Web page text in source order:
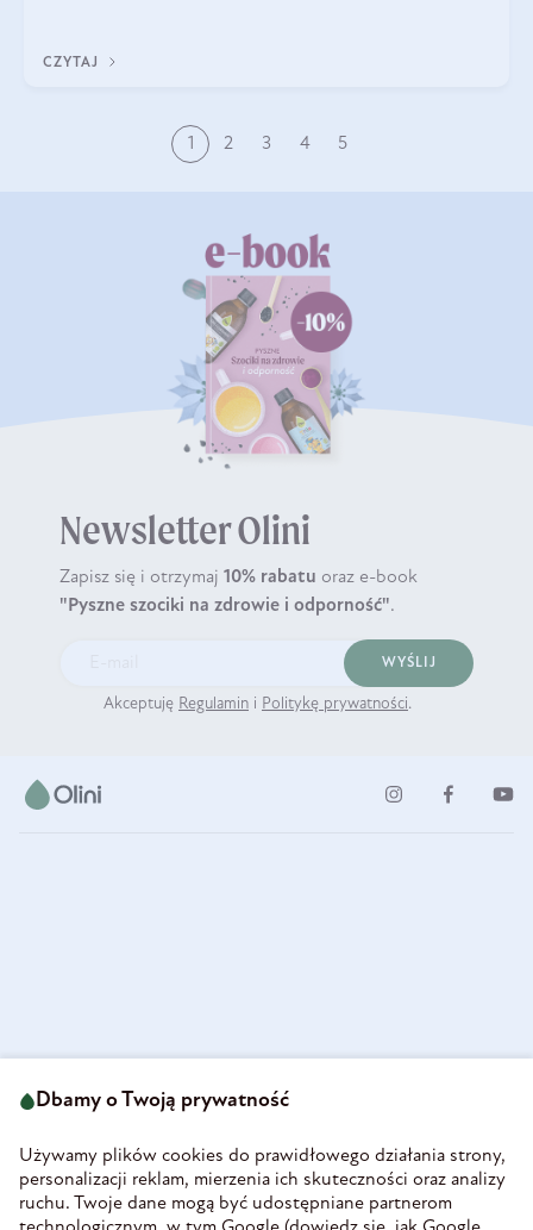
CZYTAJ
1 2 3 4 5
Newsletter Olini
Zapisz się i otrzymaj 10% rabatu oraz e-book
"Pyszne szociki na zdrowie i odporność".
WYŚLIJ
Akceptuję Regulamin i Politykę prywatności.
58-160 Świebodzice
REGON 890213034
INFORMACJE
Dbamy o Twoją prywatność
Używamy plików cookies do prawidłowego działania strony,
personalizacji reklam, mierzenia ich skuteczności oraz analizy
ruchu. Twoje dane mogą być udostępniane partnerom